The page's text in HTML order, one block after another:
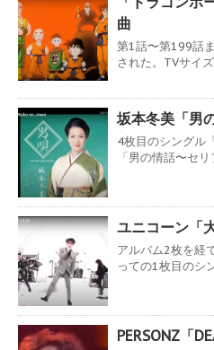
曲
第1話〜第199話
された。TVサイ
坂本冬美「男
4枚目のシングル
「男の情話〜セ
ユニコーン「
アルバム2枚を経
っての1枚目のシ
PERSONZ「